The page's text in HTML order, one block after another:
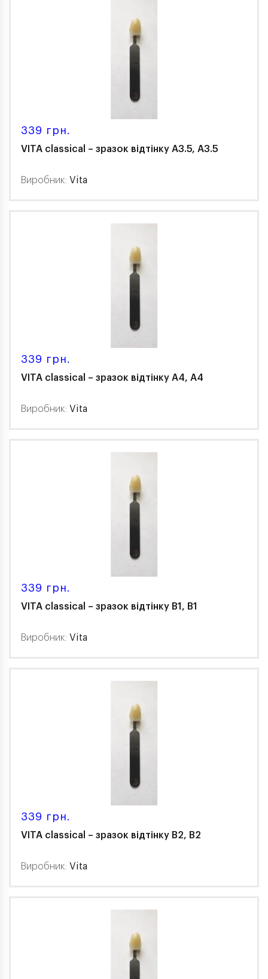
339 грн.
VITA classical – зразок відтінку A3.5, A3.5
Виробник: Vita
339 грн.
VITA classical – зразок відтінку A4, A4
Виробник: Vita
339 грн.
VITA classical – зразок відтінку В1, B1
Виробник: Vita
339 грн.
VITA classical – зразок відтінку В2, B2
Виробник: Vita